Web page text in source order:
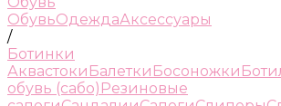
ОбувьОдеждаАксессуары
/
Ботинки
Аквастоки Балетки Босоножки
обувь (сабо) Резиновые